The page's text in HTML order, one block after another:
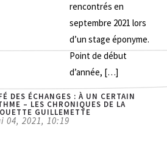
rencontrés en
septembre 2021 lors
d’un stage éponyme.
Point de début
d’année, […]
DES ÉCHANGES : À UN CERTAIN
– LES CHRONIQUES DE LA
GUILLEMETTE
04, 2021, 10:19